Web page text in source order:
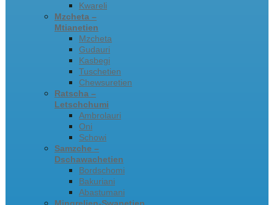
Kwareli
Mzcheta –
Mtianetien
Mzcheta
Gudauri
Kasbegi
Tuschetien
Chewsuretien
Ratscha –
Letschchumi
Ambrolauri
Oni
Schowi
Samzche –
Dschawachetien
Bordschomi
Bakuriani
Abastumani